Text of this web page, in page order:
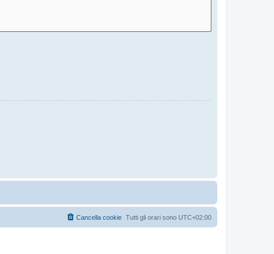
Tutti gli orari sono UTC+02:00
Cancella cookie